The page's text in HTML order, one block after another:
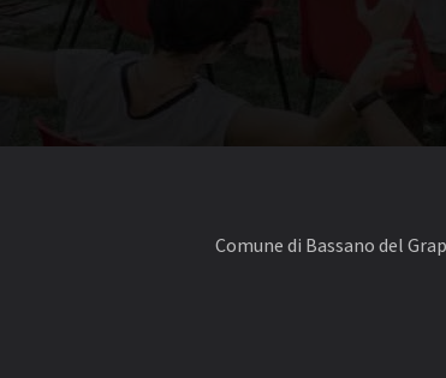
Comune di Bassano del